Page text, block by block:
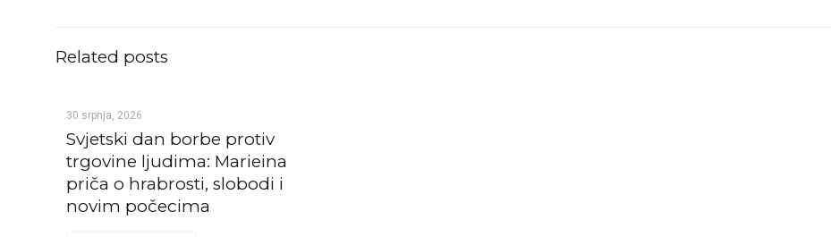
Related posts
30 srpnja, 2026
Svjetski dan borbe protiv
trgovine ljudima: Marieina
priča o hrabrosti, slobodi i
novim počecima